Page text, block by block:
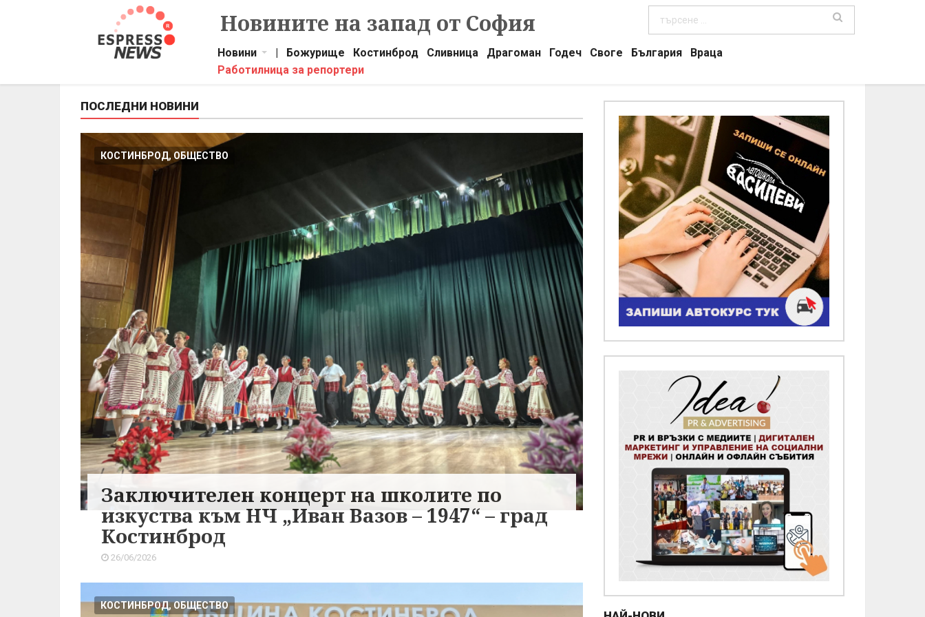
Новините на запад от София
Новини | Божурище Костинброд Сливница Драгоман Годеч Своге България
Враца
Работилница за репортери
ПОСЛЕДНИ НОВИНИ
КОСТИНБРОД, ОБЩЕСТВО
Заключителен концерт на школите по
изкуства към НЧ „Иван Вазов – 1947“ – град
Костинброд
26/06/2026
КОСТИНБРОД, ОБЩЕСТВО